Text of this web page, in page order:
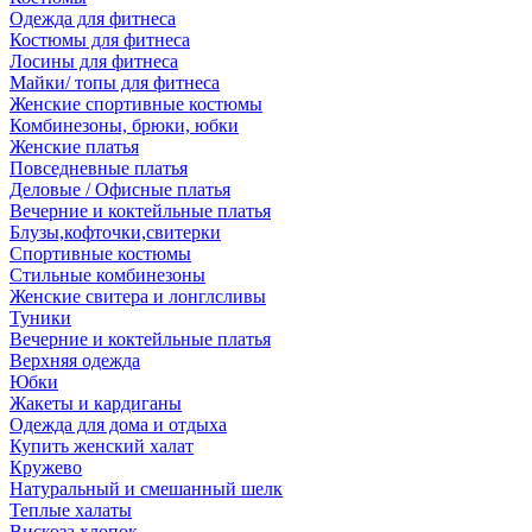
Одежда для фитнеса
Костюмы для фитнеса
Лосины для фитнеса
Майки/ топы для фитнеса
Женские спортивные костюмы
Комбинезоны, брюки, юбки
Женские платья
Повседневные платья
Деловые / Офисные платья
Вечерние и коктейльные платья
Блузы,кофточки,свитерки
Спортивные костюмы
Стильные комбинезоны
Женские свитера и лонглсливы
Туники
Вечерние и коктейльные платья
Верхняя одежда
Юбки
Жакеты и кардиганы
Одежда для дома и отдыха
Купить женский халат
Кружево
Натуральный и смешанный шелк
Теплые халаты